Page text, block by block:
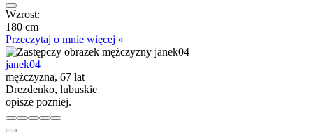
Wzrost:
180 cm
Przeczytaj o mnie więcej »
janek04
mężczyzna, 67 lat
Drezdenko, lubuskie
opisze pozniej.